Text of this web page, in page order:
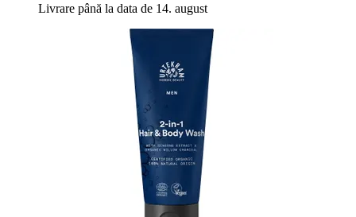
Livrare până la data de 14. august